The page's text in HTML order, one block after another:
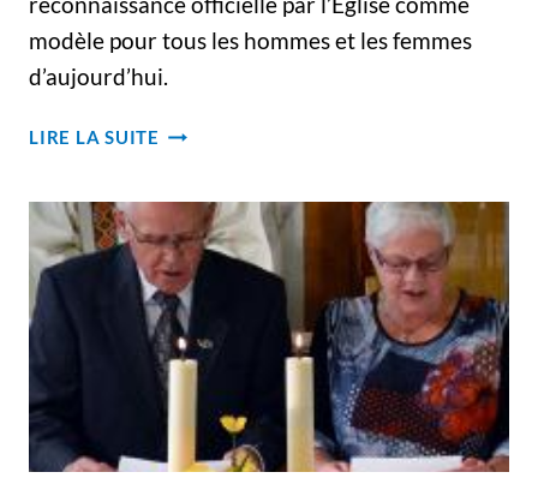
modèle pour tous les hommes et les femmes
d’aujourd’hui.
LIRE LA SUITE FUNÉRAILLES
JACQUES
BERTHELET,
CSV